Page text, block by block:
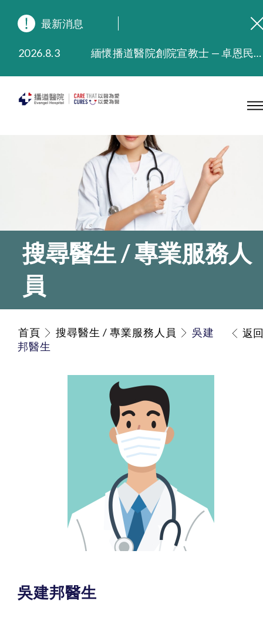
最新消息
2026.8.3
緬懷播道醫院創院宣教士 — 卓恩民醫生香港追思會
2025.9.23
本院在暴雨或颱風警告信號 (包括黑色暴雨及8號或以上熱帶氣旋警告信號) 下，仍會維持有限度服務。如有查詢，可致電2711 5222。
搜尋醫生 / 專業服務人
員
首頁 搜尋醫生 / 專業服務人員
吳建
邦醫生
返回
吳建邦醫生